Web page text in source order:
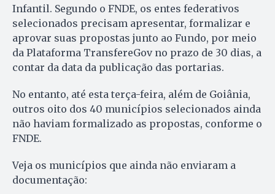
Infantil. Segundo o FNDE, os entes federativos
selecionados precisam apresentar, formalizar e
aprovar suas propostas junto ao Fundo, por meio
da Plataforma TransfereGov no prazo de 30 dias, a
contar da data da publicação das portarias.
No entanto, até esta terça-feira, além de Goiânia,
outros oito dos 40 municípios selecionados ainda
não haviam formalizado as propostas, conforme o
FNDE.
Veja os municípios que ainda não enviaram a
documentação: